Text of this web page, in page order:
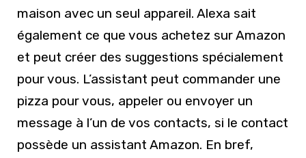
maison avec un seul appareil. Alexa sait
également ce que vous achetez sur Amazon
et peut créer des suggestions spécialement
pour vous. L’assistant peut commander une
pizza pour vous, appeler ou envoyer un
message à l’un de vos contacts, si le contact
possède un assistant Amazon. En bref,